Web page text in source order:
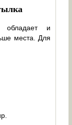
обладает и
места. Для